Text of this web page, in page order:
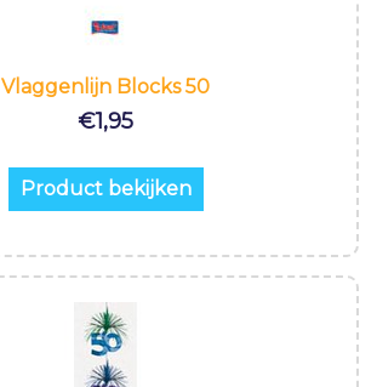
Vlaggenlijn Blocks 50
€1,95
Product bekijken